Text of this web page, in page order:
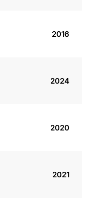
2016
2024
2020
2021